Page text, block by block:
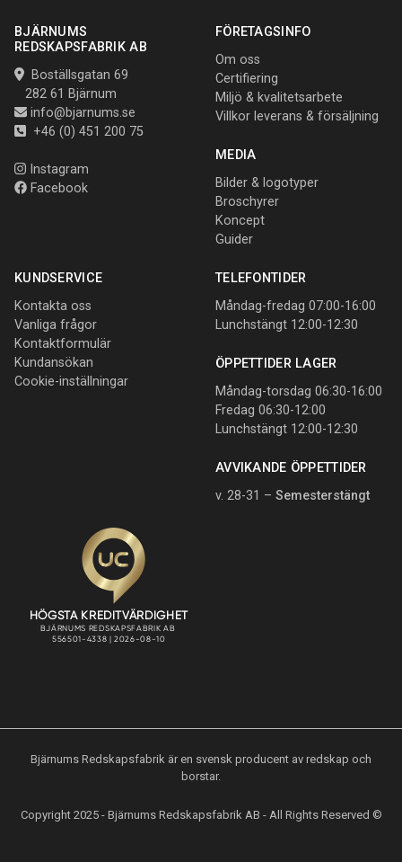
BJÄRNUMS
REDSKAPSFABRIK AB
Boställsgatan 69
282 61 Bjärnum
info@bjarnums.se
+46 (0) 451 200 75
Instagram
Facebook
FÖRETAGSINFO
Om oss
Certifiering
Miljö & kvalitetsarbete
Villkor leverans & försäljning
MEDIA
Bilder & logotyper
Broschyrer
Koncept
Guider
KUNDSERVICE
Kontakta oss
Vanliga frågor
Kontaktformulär
Kundansökan
Cookie-inställningar
TELEFONTIDER
Måndag-fredag 07:00-16:00
Lunchstängt 12:00-12:30
ÖPPETTIDER LAGER
Måndag-torsdag 06:30-16:00
Fredag 06:30-12:00
Lunchstängt 12:00-12:30
AVVIKANDE ÖPPETTIDER
v. 28-31 – Semesterstängt
Bjärnums Redskapsfabrik är en svensk producent av redskap och
borstar.
Copyright 2025 - Bjärnums Redskapsfabrik AB - All Rights Reserved ©